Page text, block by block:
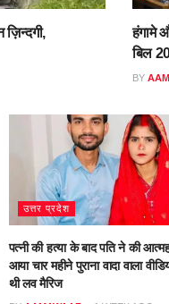
हंगामे
बिल
BY
उत्तर प्रदेश
पत्नी की हत्या के बाद पति ने की
आया चार महीने पुराना वादा वाला
थी लव मैरिज